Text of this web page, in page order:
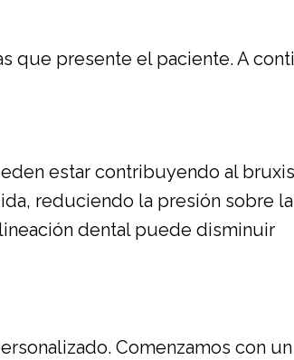
que presente el paciente. A
estar contribuyendo al
reduciendo la presión sobre
dental puede disminuir
Comenzamos con un